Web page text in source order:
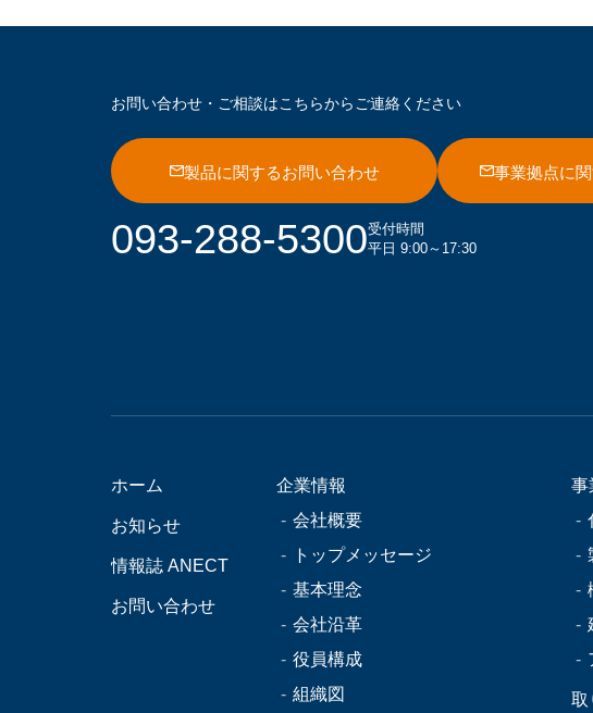
お問い合わせ・ご相談はこちらからご連絡ください
製品に関するお問い合わせ 事業拠点に
093-288-5300受付時間
平日 9:00～17:30
ホーム
お知らせ
情報誌 ANECT
お問い合わせ
企業情報
会社概要
トップメッセージ
基本理念
会社沿革
役員構成
組織図
事
取